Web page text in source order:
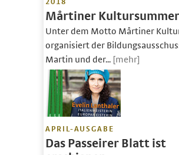
2018
Mårtiner Kultursummer
Unter dem Motto Mårtiner
organisiert der
Martin und der... [mehr]
APRIL-AUSGABE
Das Passeirer Blatt ist